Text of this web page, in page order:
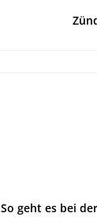
So geht es bei